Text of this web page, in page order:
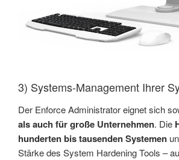
3) Systems-Management Ihrer
Der Enforce Administrator eignet sich
als auch für große Unternehmen. Die
hunderten bis tausenden Systemen
Stärke des System Hardening Tools –